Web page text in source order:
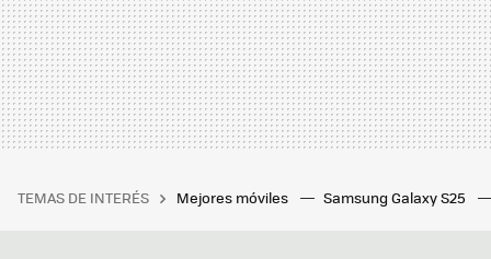
TEMAS DE INTERÉS Mejores móviles Samsung Galaxy S25